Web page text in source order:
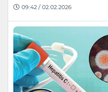
09:42 / 02.02.2026